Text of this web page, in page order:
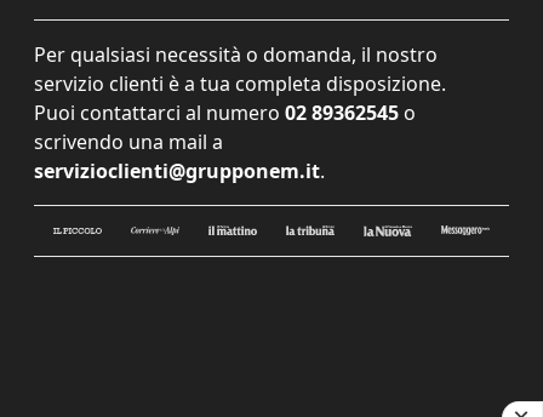
Per qualsiasi necessità o domanda, il nostro
servizio clienti è a tua completa disposizione.
Puoi contattarci al numero 02 89362545 o
scrivendo una mail a
servizioclienti@grupponem.it.